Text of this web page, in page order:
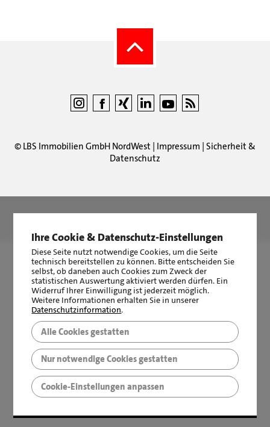
© LBS Immobilien GmbH NordWest | Impressum | Sicherheit &
Datenschutz
Ihre Cookie & Datenschutz-Einstellungen
Diese Seite nutzt notwendige Cookies, um die Seite
technisch bereitstellen zu können. Bitte entscheiden Sie
selbst, ob daneben auch Cookies zum Zweck der
statistischen Auswertung aktiviert werden dürfen. Ein
Widerruf Ihrer Einwilligung ist jederzeit möglich.
Weitere Informationen erhalten Sie in unserer
Datenschutzinformation.
Alle Cookies gestatten
Nur notwendige Cookies gestatten
Cookie-Einstellungen anpassen